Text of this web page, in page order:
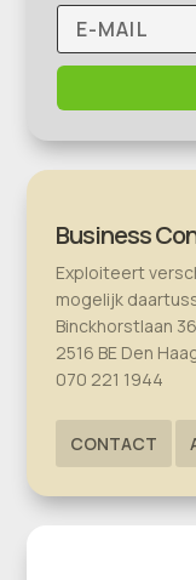
Business
Exploiteert
mogelijk
Binckhorstlaan
2516 BE Den
070 221 1944
CONTACT